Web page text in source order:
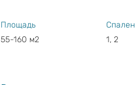
Площадь
55-160 м2
Спален
1, 2